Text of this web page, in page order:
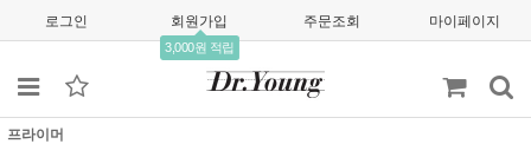
로그인 회원가입
3,000원 적립
주문조회 마이페이지
프라이머